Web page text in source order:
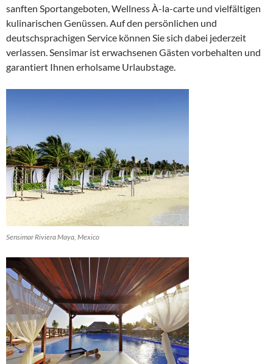
sanften Sportangeboten, Wellness À-la-carte und vielfältigen
kulinarischen Genüssen. Auf den persönlichen und
deutschsprachigen Service können Sie sich dabei jederzeit
verlassen. Sensimar ist erwachsenen Gästen vorbehalten und
garantiert Ihnen erholsame Urlaubstage.
Sensimar Riviera Maya, Mexico